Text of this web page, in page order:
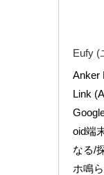
Eufy (
Anker
Link
oid端
なる/
ホ鳴